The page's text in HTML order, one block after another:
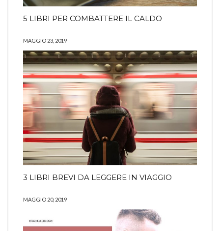
5 LIBRI PER COMBATTERE IL CALDO
MAGGIO 23, 2019
3 LIBRI BREVI DA LEGGERE IN VIAGGIO
MAGGIO 20, 2019